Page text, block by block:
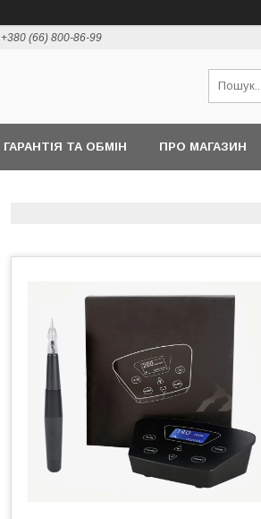
+380 (66) 800-86-99
ГАРАНТІЯ ТА ОБМІН ПРО МАГАЗИН